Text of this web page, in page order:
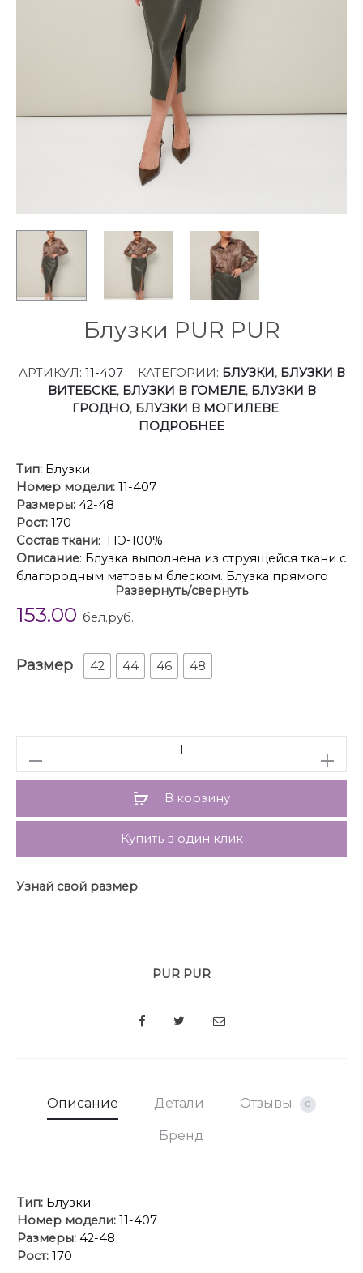
Блузки PUR PUR
АРТИКУЛ: 11-407 КАТЕГОРИИ: БЛУЗКИ, БЛУЗКИ В
ВИТЕБСКЕ, БЛУЗКИ В ГОМЕЛЕ, БЛУЗКИ В
ГРОДНО, БЛУЗКИ В МОГИЛЕВЕ
ПОДРОБНЕЕ
Тип: Блузки
Номер модели: 11-407
Размеры: 42-48
Рост: 170
Состав ткани: ПЭ-100%
Описание: Блузка выполнена из струящейся ткани с
благородным матовым блеском. Блузка прямого
кроя, горловина с рубашечным воротником на
отрезной стойке, центральная застежка на петли и
боковых швах.
Развернуть/свернуть
153.00 бел.руб.
Размер 42 44 46 48
В корзину
Купить в один клик
Узнай свой размер
PUR PUR
SHARE
Описание Детали Отзывы 0
Бренд
Тип: Блузки
Номер модели: 11-407
Размеры: 42-48
Рост: 170